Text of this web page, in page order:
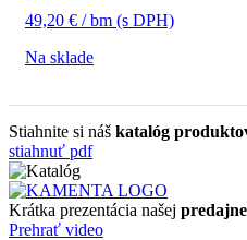
49,20 € / bm (s DPH)
Na sklade
Stiahnite si náš katalóg
stiahnuť pdf
Krátka prezentácia našej
Prehrať video